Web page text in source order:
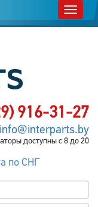
916-31-27
info@interparts.by
доступны с 8 до 20
по СНГ